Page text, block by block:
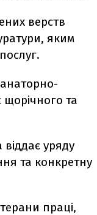
верств
яким
та
уряду
та конкретну
праці,